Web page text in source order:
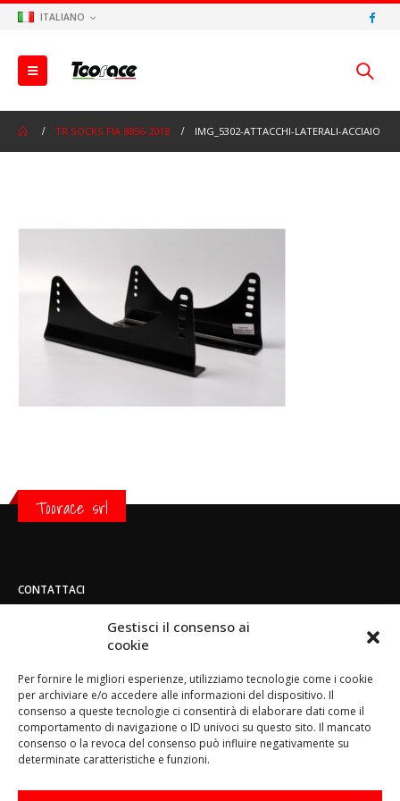
Gestisci il consenso ai
cookie
Per fornire le migliori esperienze, utilizziamo tecnologie come i cookie
per archiviare e/o accedere alle informazioni del dispositivo. Il
consenso a queste tecnologie ci consentirà di elaborare dati come il
comportamento di navigazione o ID univoci su questo sito. Il mancato
consenso o la revoca del consenso può influire negativamente su
determinate caratteristiche e funzioni.
ITALIANO
TR SOCKS FIA 8856-2018 IMG_5302-ATTACCHI-LATERALI-ACCIAIO
Toorace srl
CONTATTACI
Strada di San Mauro 236/B - 10156 - Torino
(+39) 011.800.49.59
Email:
info@toorace.it
Orario di lavoro: